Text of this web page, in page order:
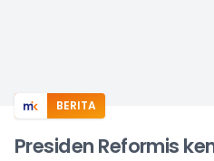
BERITA
Presiden Reformis